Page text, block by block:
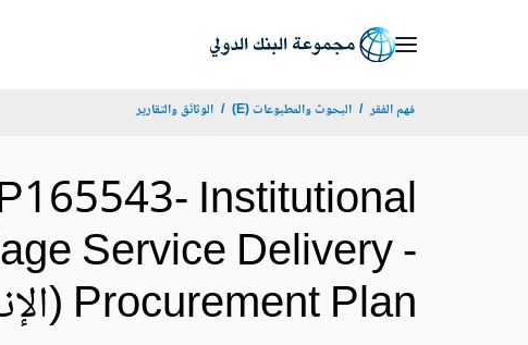
فهم الفقر البحوث والمطبوعات (E) الوثائق والتقارير
Institutional
Service Delivery -
Procurement Plan (الإنجليزية)